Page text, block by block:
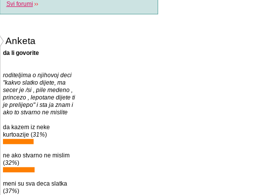
Svi forumi
Anketa
da li govorite
roditeljima o njihovoj deci
"kakvo slatko dijete, ma
secer je /si , pile medeno ,
princezo , lepotane dijete ti
je prelijepo" i sta ja znam i
ako to stvarno ne mislite
da kazem iz neke
kurtoazije (31%)
ne ako stvarno ne mislim
(32%)
meni su sva deca slatka
(37%)